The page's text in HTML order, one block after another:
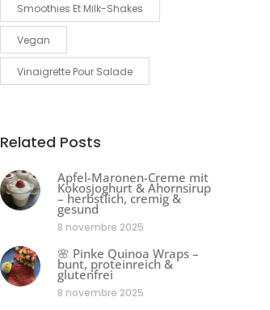
Smoothies Et Milk-Shakes
Vegan
Vinaigrette Pour Salade
Related Posts
Apfel-Maronen-Creme mit
Kokosjoghurt & Ahornsirup
– herbstlich, cremig &
gesund
8 novembre 2025
🌸 Pinke Quinoa Wraps –
bunt, proteinreich &
glutenfrei
8 novembre 2025